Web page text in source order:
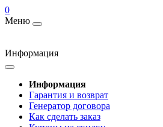
0
Меню
Информация
Информация
Гарантия и возврат
Генератор договора
Как сделать заказ